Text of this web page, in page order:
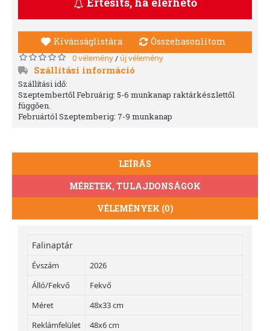
Kívánságlistára Összehasonlítom
0 vélemény/ új vélemény
Szállítási információ
Szállítási idő:
Szeptembertől Februárig: 5-6 munkanap raktárkészlettől
függően.
Februártól Szeptemberig: 7-9 munkanap
LEÍRÁS
MÉRETEK, TULAJDONSÁGOK
VÉLEMÉNYEK (0)
Falinaptár
Évszám
2026
Álló/Fekvő
Fekvő
Méret
48x33 cm
Reklámfelület
48x6 cm